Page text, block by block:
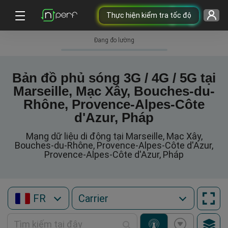
Thực hiện kiểm tra tốc độ
Đang đo lường
Bản đồ phủ sóng 3G / 4G / 5G tại
Marseille, Mạc Xây, Bouches-du-
Rhône, Provence-Alpes-Côte
d'Azur, Pháp
Mạng dữ liệu di động tại Marseille, Mạc Xây,
Bouches-du-Rhône, Provence-Alpes-Côte d'Azur,
Provence-Alpes-Côte d'Azur, Pháp
FR